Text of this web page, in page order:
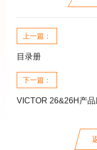
上一篇：
目录册
下一篇：
VICTOR 26&26H产